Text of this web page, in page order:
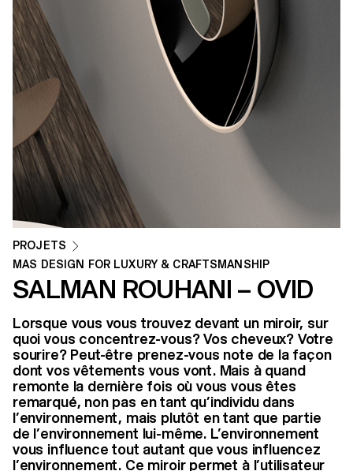
PROJETS
MAS DESIGN FOR LUXURY & CRAFTSMANSHIP
SALMAN ROUHANI – OVID
Lorsque vous vous trouvez devant un miroir, sur
quoi vous concentrez-vous? Vos cheveux? Votre
sourire? Peut-être prenez-vous note de la façon
dont vos vêtements vous vont. Mais à quand
remonte la dernière fois où vous vous êtes
remarqué, non pas en tant qu’individu dans
l’environnement, mais plutôt en tant que partie
de l’environnement lui-même. L’environnement
vous influence tout autant que vous influencez
l’environnement. Ce miroir permet à l’utilisateur